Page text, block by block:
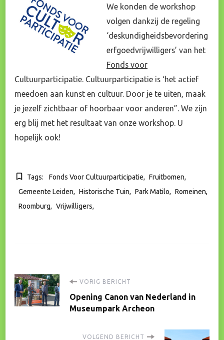
We konden de workshop
volgen dankzij de regeling
‘deskundigheidsbevordering
erfgoedvrijwilligers’ van het
Fonds voor
Cultuurparticipatie. Cultuurparticipatie is ‘het actief
meedoen aan kunst en cultuur. Door je te uiten, maak
je jezelf zichtbaar of hoorbaar voor anderen”. We zijn
erg blij met het resultaat van onze workshop. U
hopelijk ook!
Tags: Fonds Voor Cultuurparticipatie
Fruitbomen
Gemeente Leiden
Historische Tuin Park Matilo
Romeinen
Roomburg
Vrijwilligers
Bericht
navigatie
VORIG BERICHT
Opening Canon van Nederland in
Museumpark Archeon
VOLGEND BERICHT